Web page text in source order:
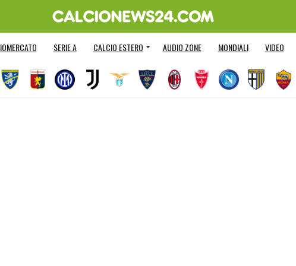
SERIE A CALCIO ESTERO AUDIO ZONE MONDIALI VIDEO